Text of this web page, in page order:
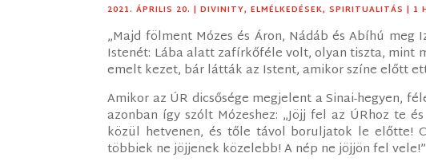
2021. ÁPRILIS 20. |DIVINITY,ELMÉLKEDÉSEK,SPIRITUALITÁS | 1
„Majd fölment Mózes és Áron, Nádáb és Abíhú
Istenét: Lába alatt zafírkőféle volt, olyan tiszta, mint
emelt kezet, bár látták az Istent, amikor színe előtt
Amikor az ÚR dicsősége megjelent a Sinai-hegyen,
azonban így szólt Mózeshez: „Jöjj fel az ÚRhoz te
közül hetvenen, és tőle távol boruljatok le előtte!
többiek ne jöjjenek közelebb! A nép ne jöjjön fel